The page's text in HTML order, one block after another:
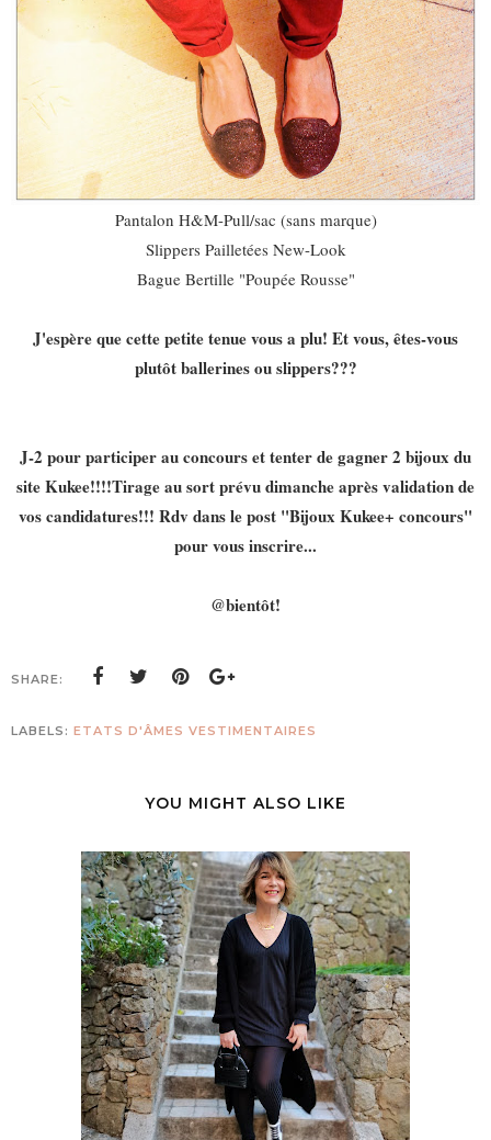
Pantalon H&M-Pull/sac (sans marque)
Slippers Pailletées New-Look
Bague Bertille "Poupée Rousse"
J'espère que cette petite tenue vous a plu! Et vous, êtes-vous
plutôt ballerines ou slippers???
J-2 pour participer au concours et tenter de gagner 2 bijoux du
site Kukee!!!!Tirage au sort prévu dimanche après validation de
vos candidatures!!! Rdv dans le post "Bijoux Kukee+ concours"
pour vous inscrire...
@bientôt!
SHARE:
LABELS: ETATS D'ÂMES VESTIMENTAIRES
YOU MIGHT ALSO LIKE